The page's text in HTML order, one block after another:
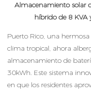
Almacenamiento solar
híbrido de 8 KVA
Puerto Rico, una
clima tropical, ahora
almacenamiento de
30kWh. Este sistema
en que los residentes